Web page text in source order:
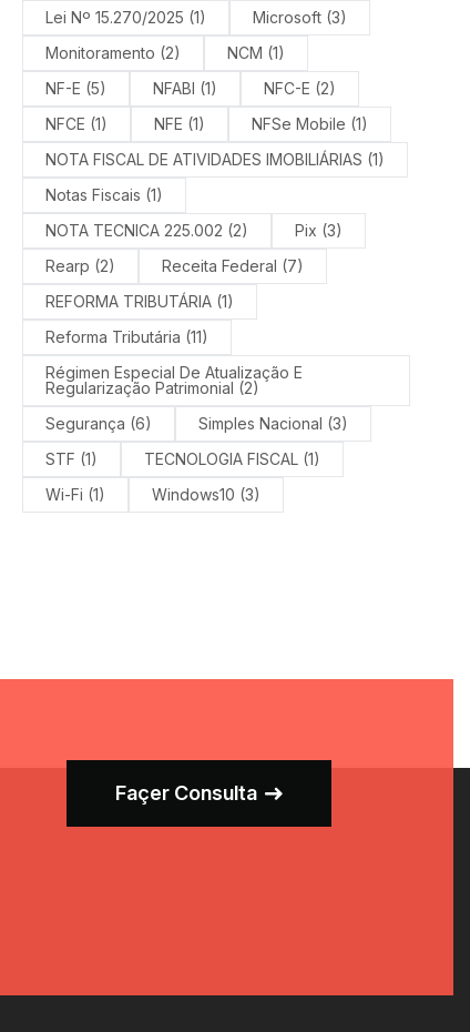
Lei Nº 15.270/2025 (1) Microsoft (3)
Monitoramento (2) NCM (1)
NF-E (5) NFABI (1) NFC-E (2)
NFCE (1) NFE (1) NFSe Mobile (1)
NOTA FISCAL DE ATIVIDADES IMOBILIÁRIAS (1)
Notas Fiscais (1)
NOTA TECNICA 225.002 (2) Pix (3)
Rearp (2) Receita Federal (7)
REFORMA TRIBUTÁRIA (1)
Reforma Tributária (11)
Régimen Especial De Atualização E
Regularização Patrimonial (2)
Segurança (6) Simples Nacional (3)
STF (1) TECNOLOGIA FISCAL (1)
Wi-Fi (1) Windows10 (3)
Façer Consulta